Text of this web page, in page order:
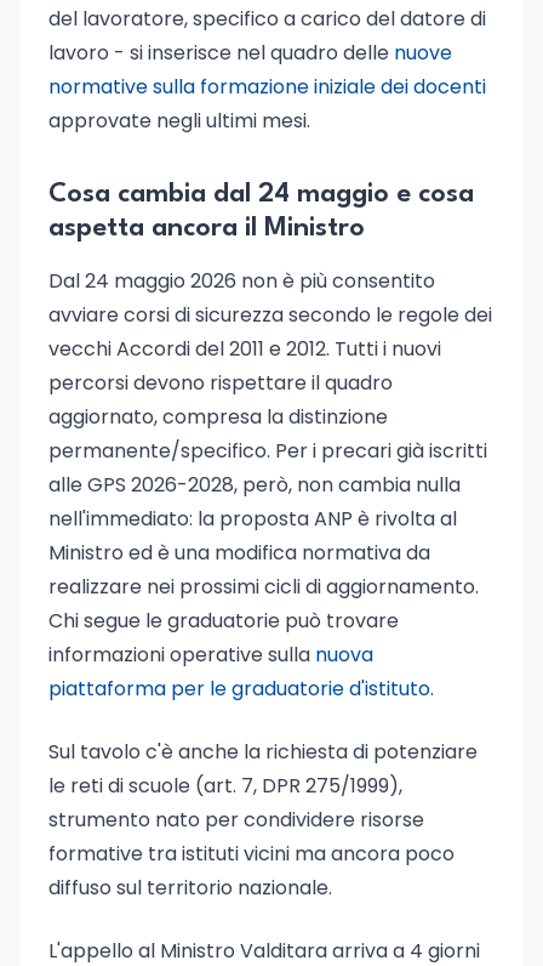
del lavoratore, specifico a carico del datore di
lavoro - si inserisce nel quadro delle nuove
normative sulla formazione iniziale dei docenti
approvate negli ultimi mesi.
Cosa cambia dal 24 maggio e cosa
aspetta ancora il Ministro
Dal 24 maggio 2026 non è più consentito
avviare corsi di sicurezza secondo le regole dei
vecchi Accordi del 2011 e 2012. Tutti i nuovi
percorsi devono rispettare il quadro
aggiornato, compresa la distinzione
permanente/specifico. Per i precari già iscritti
alle GPS 2026-2028, però, non cambia nulla
nell'immediato: la proposta ANP è rivolta al
Ministro ed è una modifica normativa da
realizzare nei prossimi cicli di aggiornamento.
Chi segue le graduatorie può trovare
informazioni operative sulla nuova
piattaforma per le graduatorie d'istituto.
Sul tavolo c'è anche la richiesta di potenziare
le reti di scuole (art. 7, DPR 275/1999),
strumento nato per condividere risorse
formative tra istituti vicini ma ancora poco
diffuso sul territorio nazionale.
L'appello al Ministro Valditara arriva a 4 giorni